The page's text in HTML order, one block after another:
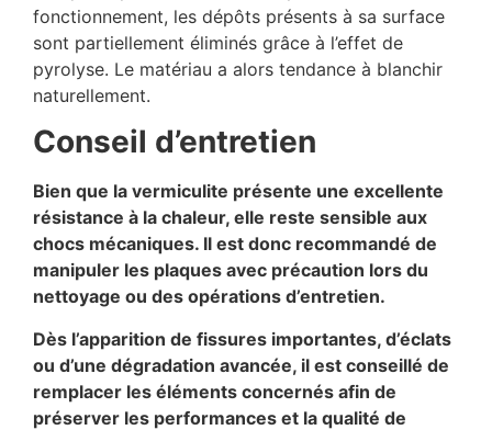
fonctionnement, les dépôts présents à sa surface
sont partiellement éliminés grâce à l’effet de
pyrolyse. Le matériau a alors tendance à blanchir
naturellement.
Conseil d’entretien
Bien que la vermiculite présente une excellente
résistance à la chaleur, elle reste sensible aux
chocs mécaniques. Il est donc recommandé de
manipuler les plaques avec précaution lors du
nettoyage ou des opérations d’entretien.
Dès l’apparition de fissures importantes, d’éclats
ou d’une dégradation avancée, il est conseillé de
remplacer les éléments concernés afin de
préserver les performances et la qualité de